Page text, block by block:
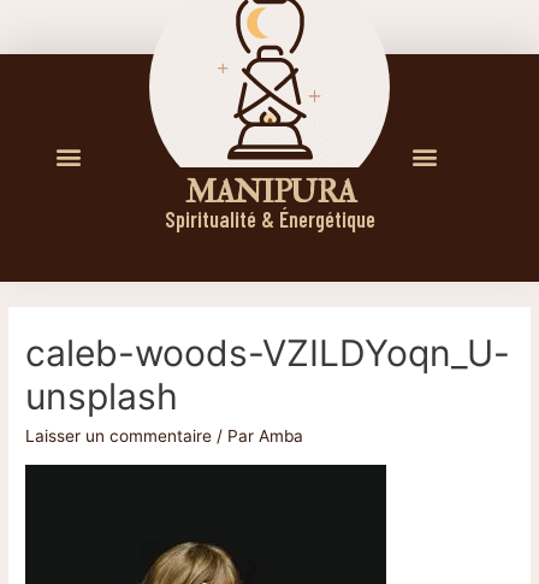
M A N I P U R A
Spiritualité & Énergétique
caleb-woods-VZILDYoqn_U-
unsplash
Laisser un commentaire / ParAmba